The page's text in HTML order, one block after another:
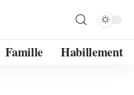
Famille Habillement